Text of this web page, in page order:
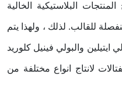
البلاستيكية الخالية
للقالب. لذلك ، ولهذا يتم
ايتيلين والبولي فينيل كلوريد
لانتاج انواع مختلفة من